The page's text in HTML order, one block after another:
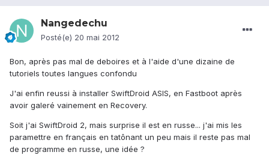
Nangedechu
Posté(e) 20 mai 2012
Bon, après pas mal de deboires et à l'aide d'une dizaine de
tutoriels toutes langues confondu
J'ai enfin reussi à installer SwiftDroid ASIS, en Fastboot après
avoir galeré vainement en Recovery.
Soit j'ai SwiftDroid 2, mais surprise il est en russe... j'ai mis les
paramettre en français en tatônant un peu mais il reste pas mal
de programme en russe, une idée ?